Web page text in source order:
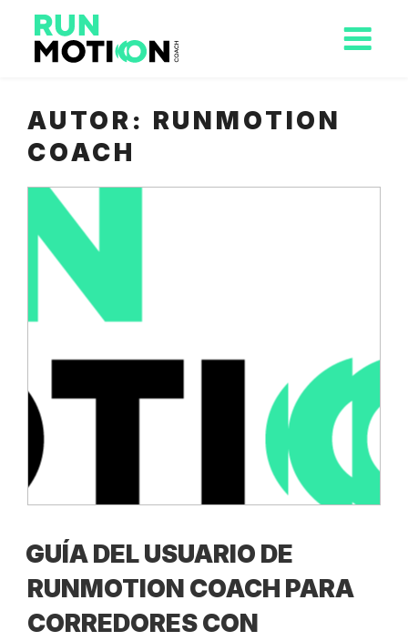
AUTOR: RUNMOTION
COACH
GUÍA DEL USUARIO DE
RUNMOTION COACH PARA
CORREDORES CON